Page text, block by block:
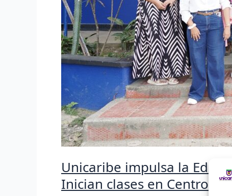
Unicaribe impulsa la
Inician clases en Centro
Tutorial
de
Minca